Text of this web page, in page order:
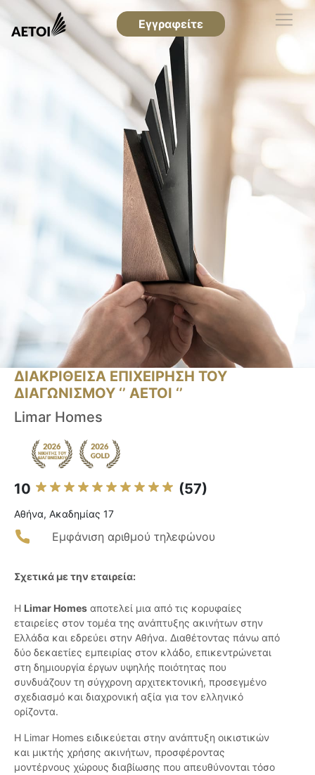
Εγγραφείτε
ΔΙΑΚΡΙΘΕΙΣΑ ΕΠΙΧΕΙΡΗΣΗ ΤΟΥ
ΔΙΑΓΩΝΙΣΜΟΥ ‘’ ΑΕΤΟΙ ‘’
Limar Homes
10 (57)
Αθήνα, Ακαδημίας 17
Εμφάνιση αριθμού τηλεφώνου
Σχετικά με την εταιρεία:
Η Limar Homes αποτελεί μια από τις κορυφαίες
εταιρείες στον τομέα της ανάπτυξης ακινήτων στην
Ελλάδα και εδρεύει στην Αθήνα. Διαθέτοντας πάνω από
δύο δεκαετίες εμπειρίας στον κλάδο, επικεντρώνεται
στη δημιουργία έργων υψηλής ποιότητας που
συνδυάζουν τη σύγχρονη αρχιτεκτονική, προσεγμένο
σχεδιασμό και διαχρονική αξία για τον ελληνικό
ορίζοντα.
Η Limar Homes ειδικεύεται στην ανάπτυξη οικιστικών
και μικτής χρήσης ακινήτων, προσφέροντας
μοντέρνους χώρους διαβίωσης που απευθύνονται τόσο